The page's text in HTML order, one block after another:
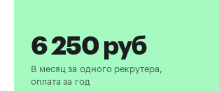
6 250руб
В месяц за одного рекрутера,
оплата за год